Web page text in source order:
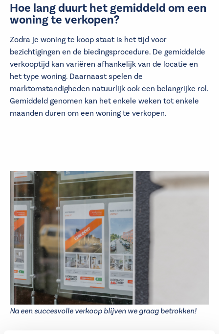
Hoe lang duurt het gemiddeld om een
woning te verkopen?
Zodra je woning te koop staat is het tijd voor
bezichtigingen en de biedingsprocedure. De gemiddelde
verkooptijd kan variëren afhankelijk van de locatie en
het type woning. Daarnaast spelen de
marktomstandigheden natuurlijk ook een belangrijke rol.
Gemiddeld genomen kan het enkele weken tot enkele
maanden duren om een woning te verkopen.
Na een succesvolle verkoop blijven we graag betrokken!